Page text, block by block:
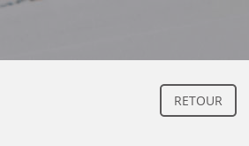
RETOUR